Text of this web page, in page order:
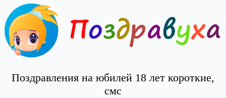
Поздравления на юбилей 18 лет короткие,
смс